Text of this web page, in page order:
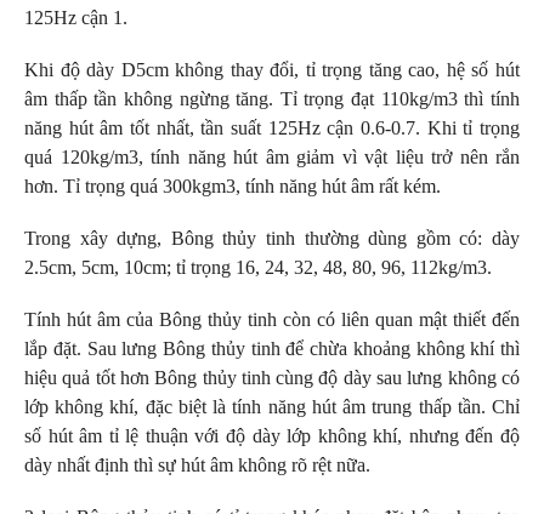
125Hz cận 1.
Khi độ dày D5cm không thay đổi, tỉ trọng tăng cao, hệ số hút
âm thấp tần không ngừng tăng. Tỉ trọng đạt 110kg/m3 thì tính
năng hút âm tốt nhất, tần suất 125Hz cận 0.6-0.7. Khi tỉ trọng
quá 120kg/m3, tính năng hút âm giảm vì vật liệu trở nên rắn
hơn. Tỉ trọng quá 300kgm3, tính năng hút âm rất kém.
Trong xây dựng, Bông thủy tinh thường dùng gồm có: dày
2.5cm, 5cm, 10cm; tỉ trọng 16, 24, 32, 48, 80, 96, 112kg/m3.
Tính hút âm của Bông thủy tinh còn có liên quan mật thiết đến
lắp đặt. Sau lưng Bông thủy tinh để chừa khoảng không khí thì
hiệu quả tốt hơn Bông thủy tinh cùng độ dày sau lưng không có
lớp không khí, đặc biệt là tính năng hút âm trung thấp tần. Chỉ
số hút âm tỉ lệ thuận với độ dày lớp không khí, nhưng đến độ
dày nhất định thì sự hút âm không rõ rệt nữa.